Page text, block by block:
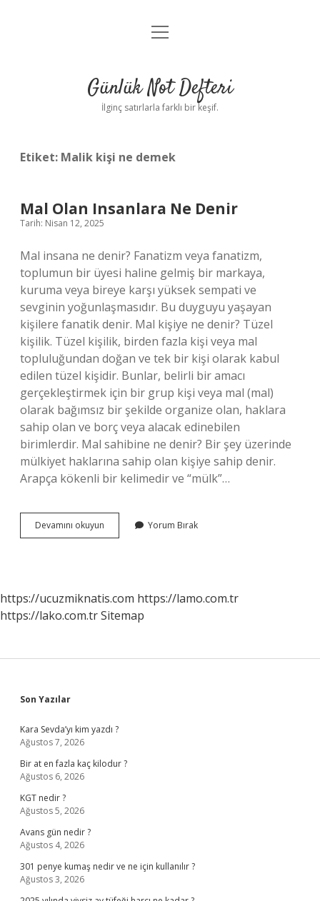
Anasayfa
Yasal Uyarı
menüyü
Günlük Not Defteri
İlginç satırlarla farklı bir keşif.
Etiket: Malik kişi ne demek
Mal Olan Insanlara Ne Denir
Tarih: Nisan 12, 2025
Mal insana ne denir? Fanatizm veya fanatizm,
toplumun bir üyesi haline gelmiş bir markaya,
kuruma veya bireye karşı yüksek sempati ve
sevginin yoğunlaşmasıdır. Bu duyguyu yaşayan
kişilere fanatik denir. Mal kişiye ne denir? Tüzel
kişilik. Tüzel kişilik, birden fazla kişi veya mal
topluluğundan doğan ve tek bir kişi olarak kabul
edilen tüzel kişidir. Bunlar, belirli bir amacı
gerçekleştirmek için bir grup kişi veya mal (mal)
olarak bağımsız bir şekilde organize olan, haklara
sahip olan ve borç veya alacak edinebilen
birimlerdir. Mal sahibine ne denir? Bir şey üzerinde
mülkiyet haklarına sahip olan kişiye sahip denir.
Arapça kökenli bir kelimedir ve “mülk”…
Devamını okuyun
Olan
Yorum Bırak
https://ucuzmiknatis.com https://lamo.com.tr
https://lako.com.trSitemap
Sidebar
Son Yazılar
Kara Sevda’yı kim yazdı ?
Ağustos 7, 2026
Bir at en fazla kaç kilodur ?
Ağustos 6, 2026
KGT nedir ?
Ağustos 5, 2026
Avans gün nedir ?
Ağustos 4, 2026
301 penye kumaş nedir ve ne için kullanılır ?
Ağustos 3, 2026